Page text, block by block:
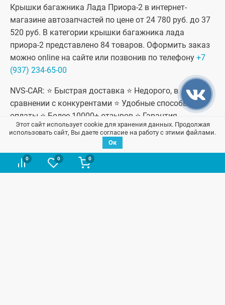
0 0 0
Крышки багажника Лада Приора-2 в интернет-
магазине автозапчастей по цене от 24 780 руб. до 37
520 руб. В категории крышки багажника лада
приора-2 представлено 84 товаров. Оформить заказ
можно online на сайте или позвонив по телефону +7
(937) 234-65-00
NVS-CAR: ⭐ Быстрая доставка ⭐ Недорого, в
сравнении с конкурентами ⭐ Удобные способы
оплаты ⭐ Более 10000+ отзывов ⭐ Гарантия
качественных запчастей
В начало страницы
Этот сайт использует cookie для хранения данных. Продолжая
использовать сайт, Вы даете согласие на работу с этими файлами.
Ок